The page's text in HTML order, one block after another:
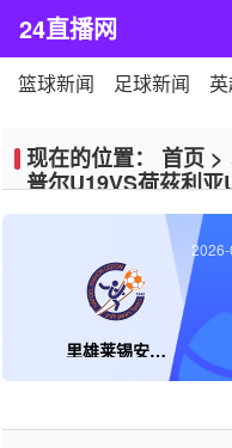
24直播网
篮球新闻 足球新闻
现在的位置： 首页 >
普尔U19VS荷茲利亚
里雄莱锡安夏普尔U19